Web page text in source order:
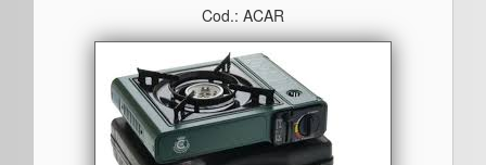
Cod.: ACAR